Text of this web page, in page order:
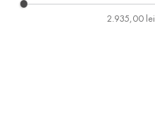
37
2.935,00 lei